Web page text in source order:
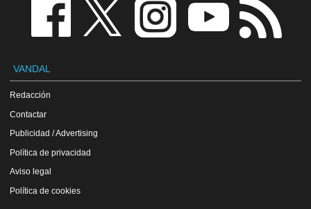
VANDAL
Redacción
Contactar
Publicidad / Advertising
Política de privacidad
Aviso legal
Política de cookies